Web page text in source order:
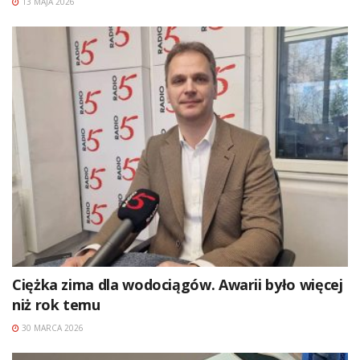
Ciężka zima dla wodociągów. Awarii było więcej
niż rok temu
30 MARCA 2026